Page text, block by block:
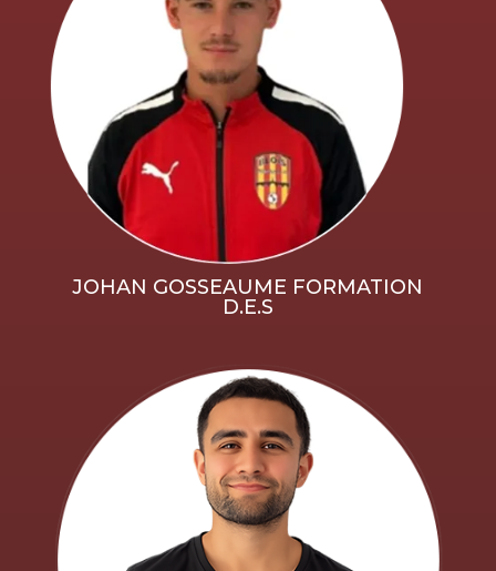
JOHAN GOSSEAUME FORMATION
D.E.S